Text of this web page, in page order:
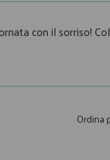
con il sorriso!
Ordina